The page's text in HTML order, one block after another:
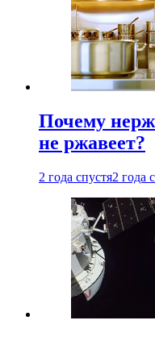
Почему
не ржавеет?
2 года спустя2 года